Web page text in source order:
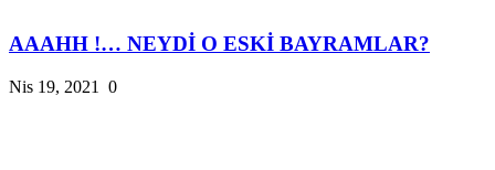
AAAHH !… NEYDİ O ESKİ BAYRAMLAR?
Nis 19, 2021 0